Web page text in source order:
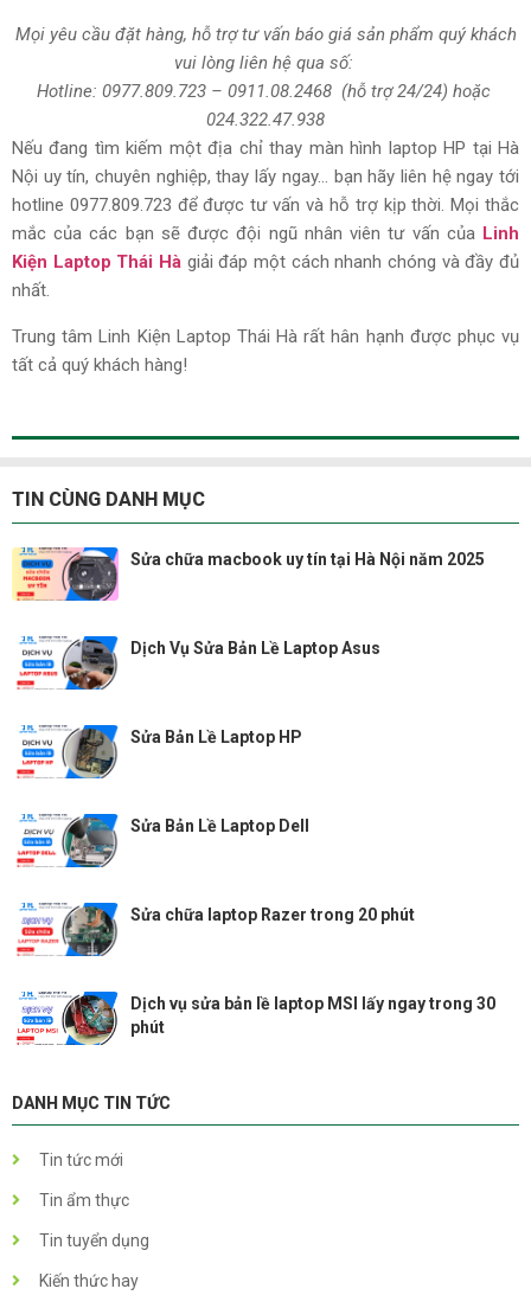
Mọi yêu cầu đặt hàng, hỗ trợ tư vấn báo giá sản phẩm quý khách
vui lòng liên hệ qua số:
Hotline: 0977.809.723– 0911.08.2468 (hỗ trợ 24/24) hoặc
024.322.47.938
Nếu đang tìm kiếm một địa chỉ thay màn hình laptop HP tại Hà
Nội uy tín, chuyên nghiệp, thay lấy ngay… bạn hãy liên hệ ngay tới
hotline 0977.809.723 để được tư vấn và hỗ trợ kịp thời. Mọi thắc
mắc của các bạn sẽ được đội ngũ nhân viên tư vấn của Linh
Kiện Laptop Thái Hà giải đáp một cách nhanh chóng và đầy đủ
nhất.
Trung tâm Linh Kiện Laptop Thái Hà rất hân hạnh được phục vụ
tất cả quý khách hàng!
TIN CÙNG DANH MỤC
Sửa chữa macbook uy tín tại Hà Nội năm 2025
Dịch Vụ Sửa Bản Lề Laptop Asus
Sửa Bản Lề Laptop HP
Sửa Bản Lề Laptop Dell
Sửa chữa laptop Razer trong 20 phút
Dịch vụ sửa bản lề laptop MSI lấy ngay trong 30
phút
DANH MỤC TIN TỨC
Tin tức mới
Tin ẩm thực
Tin tuyển dụng
Kiến thức hay